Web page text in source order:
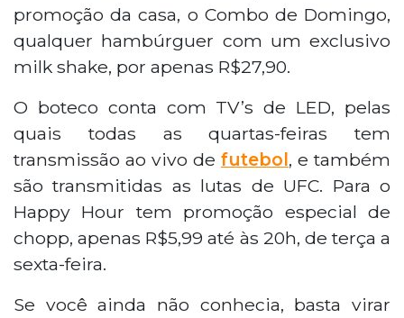
promoção da casa, o Combo de Domingo,
qualquer hambúrguer com um exclusivo
milk shake, por apenas R$27,90.
O boteco conta com TV’s de LED, pelas
quais todas as quartas-feiras tem
transmissão ao vivo de futebol, e também
são transmitidas as lutas de UFC. Para o
Happy Hour tem promoção especial de
chopp, apenas R$5,99 até às 20h, de terça a
sexta-feira.
Se você ainda não conhecia, basta virar